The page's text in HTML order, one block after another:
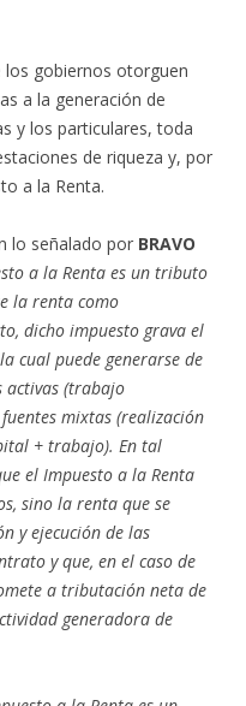
gobiernos otorguen
a la generación de
y los particulares, toda
de riqueza y, por
a la Renta.
lo señalado por BRAVO
a la Renta es un tributo
la renta como
dicho impuesto grava el
cual puede generarse de
activas (trabajo
mixtas (realización
+ trabajo). En tal
el Impuesto a la Renta
sino la renta que se
y ejecución de las
y que, en el caso de
a tributación neta de
generadora de